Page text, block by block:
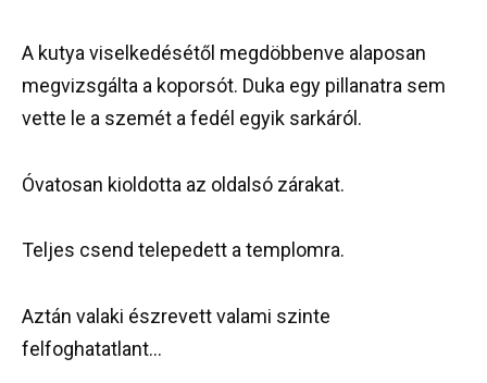
A kutya viselkedésétől megdöbbenve alaposan
megvizsgálta a koporsót. Duka egy pillanatra sem
vette le a szemét a fedél egyik sarkáról.
Óvatosan kioldotta az oldalsó zárakat.
Teljes csend telepedett a templomra.
Aztán valaki észrevett valami szinte
felfoghatatlant…